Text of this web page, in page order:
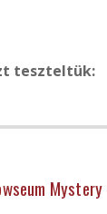
teszteltük: